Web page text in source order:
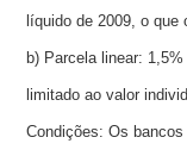
líquido de 2009, o que
b) Parcela linear:
limitado ao valor
Condições: Os